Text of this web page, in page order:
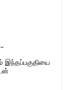
இந்தப்பகுதியை